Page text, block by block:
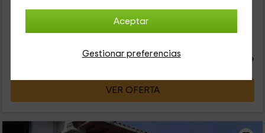
Aceptar
Gestionar preferencias
4 personas
1 baños
Reserva inmediata
Cancelación 30 días antes persona y noche
VER OFERTA